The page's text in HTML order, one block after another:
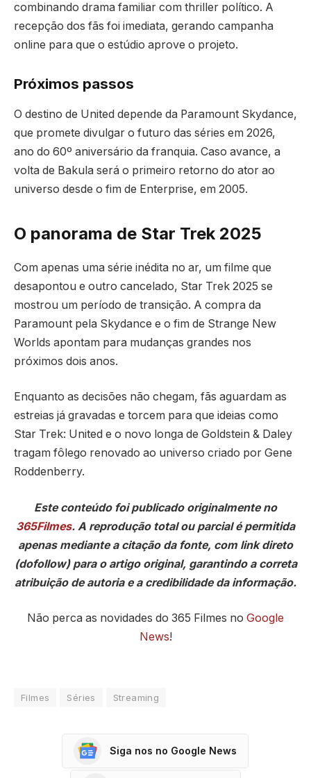
combinando drama familiar com thriller político. A
recepção dos fãs foi imediata, gerando campanha
online para que o estúdio aprove o projeto.
Próximos passos
O destino de United depende da Paramount Skydance,
que promete divulgar o futuro das séries em 2026,
ano do 60º aniversário da franquia. Caso avance, a
volta de Bakula será o primeiro retorno do ator ao
universo desde o fim de Enterprise, em 2005.
O panorama de Star Trek 2025
Com apenas uma série inédita no ar, um filme que
desapontou e outro cancelado, Star Trek 2025 se
mostrou um período de transição. A compra da
Paramount pela Skydance e o fim de Strange New
Worlds apontam para mudanças grandes nos
próximos dois anos.
Enquanto as decisões não chegam, fãs aguardam as
estreias já gravadas e torcem para que ideias como
Star Trek: United e o novo longa de Goldstein & Daley
tragam fôlego renovado ao universo criado por Gene
Roddenberry.
Este conteúdo foi publicado originalmente no
365Filmes. A reprodução total ou parcial é permitida
apenas mediante a citação da fonte, com link direto
(dofollow) para o artigo original, garantindo a correta
atribuição de autoria e a credibilidade da informação.
Não perca as novidades do 365 Filmes no Google
News!
Filmes Séries Streaming
Siga nos no Google News